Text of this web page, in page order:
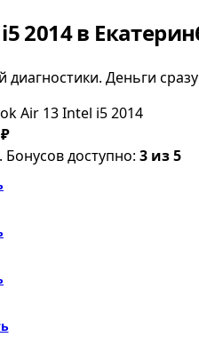
2014 в
диагностики. Деньги
Air 13 Intel i5 2014
. Бонусов доступно: 3 из 5